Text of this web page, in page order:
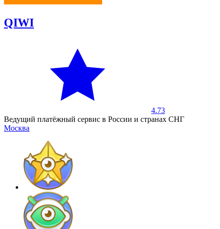
QIWI
4.73
Ведущий платёжный сервис в России и странах СНГ
Москва